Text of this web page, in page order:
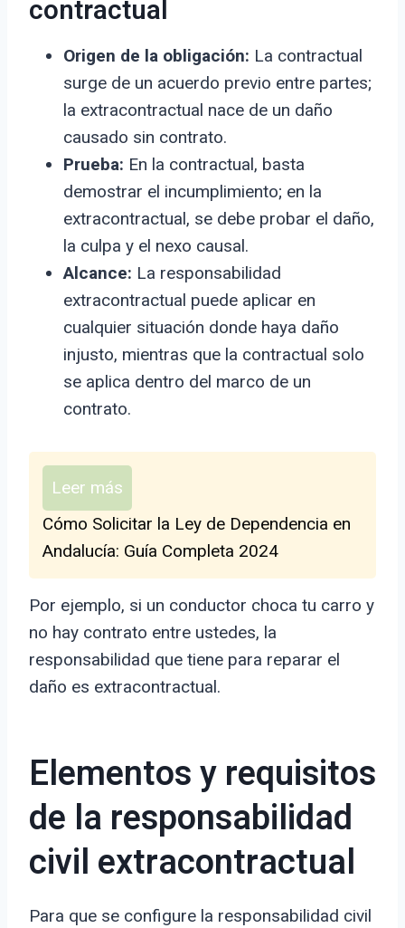
contractual
Origen de la obligación: La contractual
surge de un acuerdo previo entre partes;
la extracontractual nace de un daño
causado sin contrato.
Prueba: En la contractual, basta
demostrar el incumplimiento; en la
extracontractual, se debe probar el daño,
la culpa y el nexo causal.
Alcance: La responsabilidad
extracontractual puede aplicar en
cualquier situación donde haya daño
injusto, mientras que la contractual solo
se aplica dentro del marco de un
contrato.
Leer más
Cómo Solicitar la Ley de Dependencia en
Andalucía: Guía Completa 2024
Por ejemplo, si un conductor choca tu carro y
no hay contrato entre ustedes, la
responsabilidad que tiene para reparar el
daño es extracontractual.
Elementos y requisitos
de la responsabilidad
civil extracontractual
Para que se configure la responsabilidad civil